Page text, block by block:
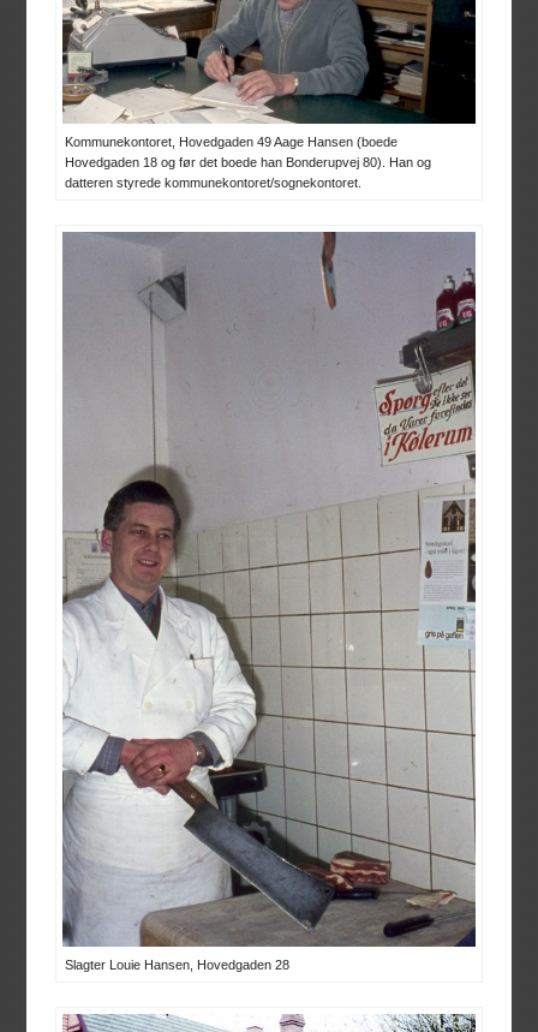
Kommunekontoret, Hovedgaden 49 Aage Hansen (boede
Hovedgaden 18 og før det boede han Bonderupvej 80). Han og
datteren styrede kommunekontoret/sognekontoret.
Slagter Louie Hansen, Hovedgaden 28